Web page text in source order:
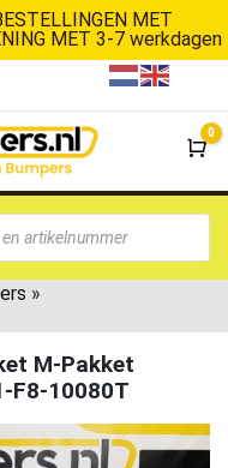
MET
MET 3-7 werkdagen
0
»
M-Pakket
F8-10080T